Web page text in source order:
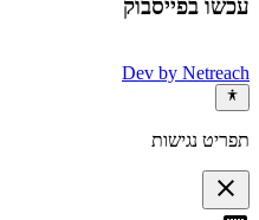
עכשו בפייסבוק
Dev by Netreach
תפריט נגישות
close
פתיחה